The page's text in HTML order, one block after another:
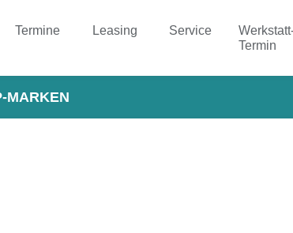
Termine Leasing Service
Termin
MARKEN